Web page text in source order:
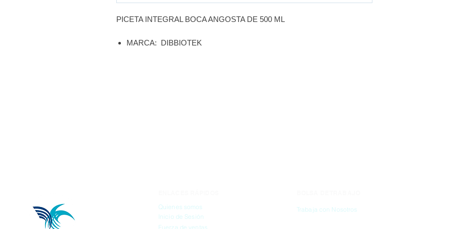
PICETA INTEGRAL BOCA ANGOSTA DE 500 ML
MARCA: DIBBIOTEK
Quienes somos
Inicio de Sesión
Fuerza de ventas
Trabaja con Nosotros